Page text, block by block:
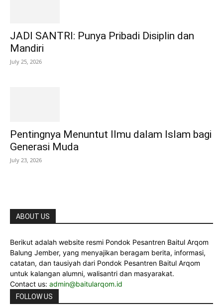
JADI SANTRI: Punya Pribadi Disiplin dan
Mandiri
July 25, 2026
Pentingnya Menuntut Ilmu dalam Islam bagi
Generasi Muda
July 23, 2026
ABOUT US
Berikut adalah website resmi Pondok Pesantren Baitul Arqom
Balung Jember, yang menyajikan beragam berita, informasi,
catatan, dan tausiyah dari Pondok Pesantren Baitul Arqom
untuk kalangan alumni, walisantri dan masyarakat.
Contact us: admin@baitularqom.id
FOLLOW US